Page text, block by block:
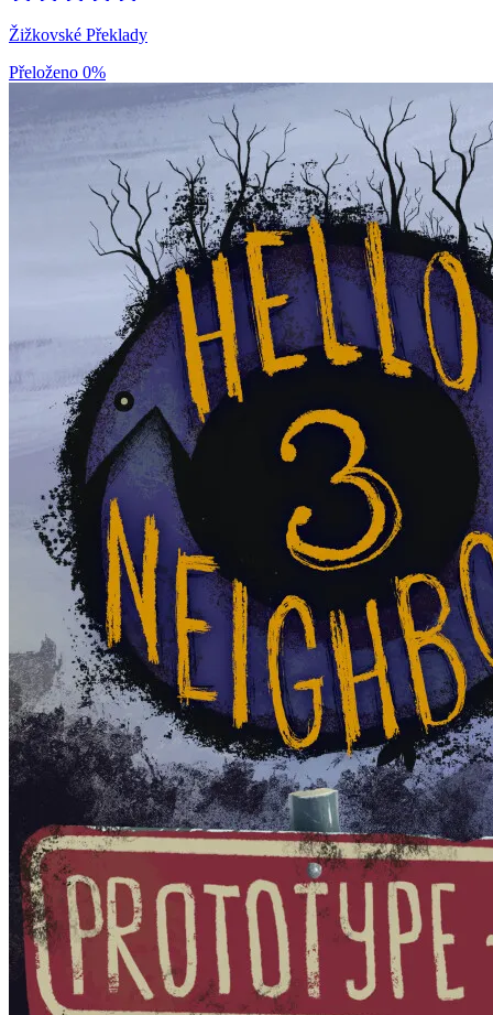
Žižkovské Překlady
Přeloženo 0%